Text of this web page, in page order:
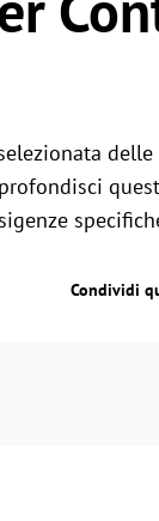
Condividi